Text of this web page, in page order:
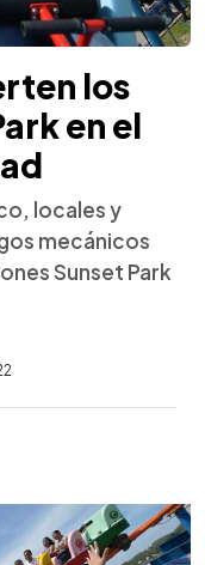
los
en el
locales y
mecánicos
Sunset Park